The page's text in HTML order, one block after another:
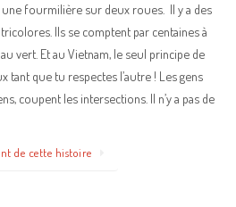
une fourmilière sur deux roues. Il y a des
Ils se comptent par centaines à
vert. Et au Vietnam, le seul principe de
tant que tu respectes l’autre ! Les gens
coupent les intersections. Il n’y a pas de
de cette histoire